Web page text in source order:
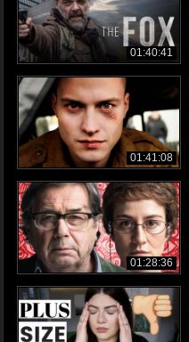
01:40:41
01:41:08
01:28:36